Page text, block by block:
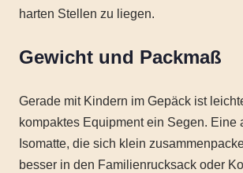
harten Stellen zu liegen.
Gewicht und Packmaß
Gerade mit Kindern im Gepäck ist
kompaktes Equipment ein Segen. Eine
Isomatte, die sich klein
besser in den Familienrucksack oder